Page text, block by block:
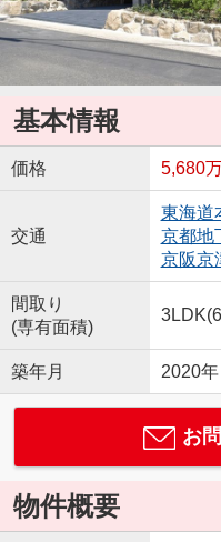
基本情報
価格 5,680
交通
東海道
京都地
京阪京
間取り
(専有面積)
築年月 2020
お
物件概要